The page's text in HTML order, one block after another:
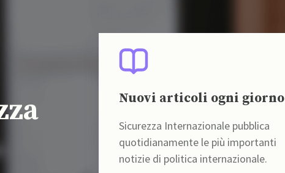
Nuovi articoli ogni giorno
Sicurezza Internazionale pubblica
quotidianamente le più importanti
notizie di politica internazionale.